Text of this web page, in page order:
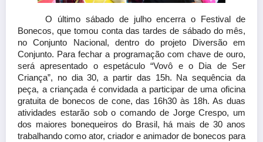
O último sábado de julho encerra o Festival de
Bonecos, que tomou conta das tardes de sábado do mês,
no Conjunto Nacional, dentro do projeto Diversão em
Conjunto. Para fechar a programação com chave de ouro,
será apresentado o espetáculo “Vovô e o Dia de Ser
Criança”, no dia 30, a partir das 15h. Na sequência da
peça, a criançada é convidada a participar de uma oficina
gratuita de bonecos de cone, das 16h30 às 18h. As duas
atividades estarão sob o comando de Jorge Crespo, um
dos maiores bonequeiros do Brasil, há mais de 30 anos
trabalhando como ator, criador e animador de bonecos para